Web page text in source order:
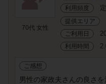
70代 女性
利用頻度
提供エリア
ご利用日
利用時間
ご感想
男性の家政夫さんの良さ